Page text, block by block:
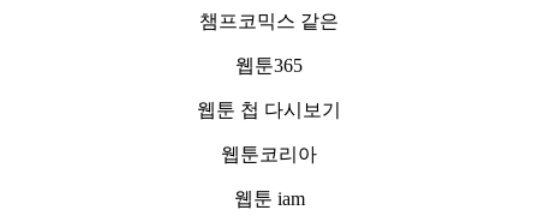
챔프코믹스 같은
웹툰365
웹툰 첩 다시보기
웹툰코리아
웹툰 iam